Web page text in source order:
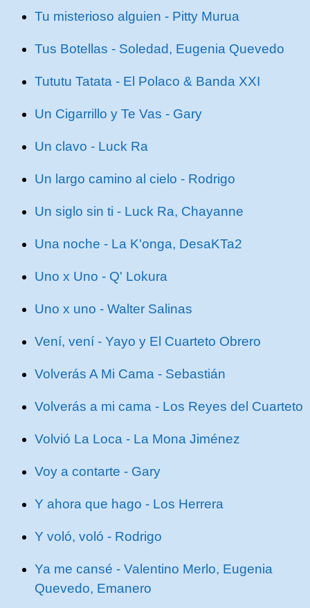
Tu misterioso alguien - Pitty Murua
Tus Botellas - Soledad, Eugenia Quevedo
Tututu Tatata - El Polaco & Banda XXI
Un Cigarrillo y Te Vas - Gary
Un clavo - Luck Ra
Un largo camino al cielo - Rodrigo
Un siglo sin ti - Luck Ra, Chayanne
Una noche - La K'onga, DesaKTa2
Uno x Uno - Q' Lokura
Uno x uno - Walter Salinas
Vení, vení - Yayo y El Cuarteto Obrero
Volverás A Mi Cama - Sebastián
Volverás a mi cama - Los Reyes del Cuarteto
Volvió La Loca - La Mona Jiménez
Voy a contarte - Gary
Y ahora que hago - Los Herrera
Y voló, voló - Rodrigo
Ya me cansé - Valentino Merlo, Eugenia
Quevedo, Emanero